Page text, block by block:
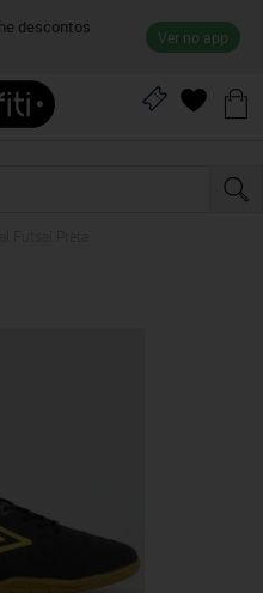
descontos
Ver no app